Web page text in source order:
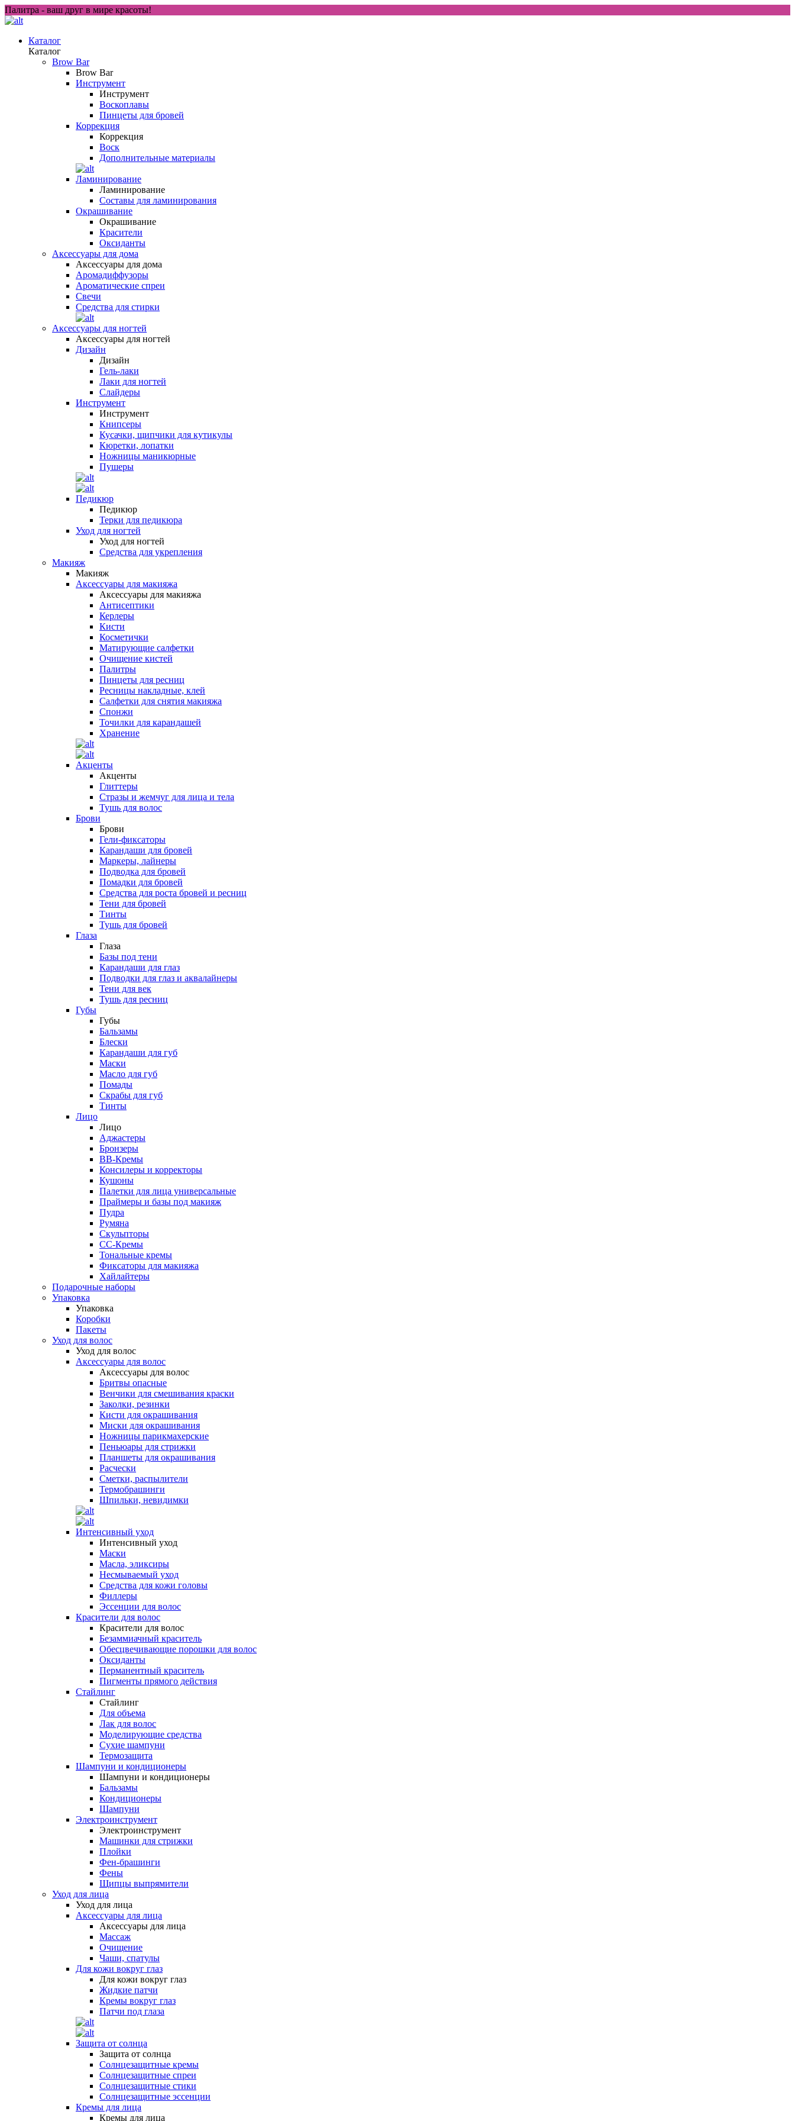
Палитра - ваш друг в мире красоты!
Каталог
Каталог
Brow Bar
Brow Bar
Инструмент
Инструмент
Воскоплавы
Пинцеты для бровей
Коррекция
Коррекция
Воск
Дополнительные материалы
Ламинирование
Ламинирование
Составы для ламинирования
Окрашивание
Окрашивание
Красители
Оксиданты
Аксессуары для дома
Аксессуары для дома
Аромадиффузоры
Ароматические спреи
Свечи
Средства для стирки
Аксессуары для ногтей
Аксессуары для ногтей
Дизайн
Дизайн
Гель-лаки
Лаки для ногтей
Слайдеры
Инструмент
Инструмент
Книпсеры
Кусачки, щипчики для кутикулы
Кюретки, лопатки
Ножницы маникюрные
Пушеры
Педикюр
Педикюр
Терки для педикюра
Уход для ногтей
Уход для ногтей
Средства для укрепления
Макияж
Макияж
Аксессуары для макияжа
Аксессуары для макияжа
Антисептики
Керлеры
Кисти
Косметички
Матирующие салфетки
Очищение кистей
Палитры
Пинцеты для ресниц
Ресницы накладные, клей
Салфетки для снятия макияжа
Спонжи
Точилки для карандашей
Хранение
Акценты
Акценты
Глиттеры
Стразы и жемчуг для лица и тела
Тушь для волос
Брови
Брови
Гели-фиксаторы
Карандаши для бровей
Маркеры, лайнеры
Подводка для бровей
Помадки для бровей
Средства для роста бровей и ресниц
Тени для бровей
Тинты
Тушь для бровей
Глаза
Глаза
Базы под тени
Карандаши для глаз
Подводки для глаз и аквалайнеры
Тени для век
Тушь для ресниц
Губы
Губы
Бальзамы
Блески
Карандаши для губ
Маски
Масло для губ
Помады
Скрабы для губ
Тинты
Лицо
Лицо
Аджастеры
Бронзеры
ВВ-Кремы
Консилеры и корректоры
Кушоны
Палетки для лица универсальные
Праймеры и базы под макияж
Пудра
Румяна
Скульпторы
СС-Кремы
Тональные кремы
Фиксаторы для макияжа
Хайлайтеры
Подарочные наборы
Упаковка
Упаковка
Коробки
Пакеты
Уход для волос
Уход для волос
Аксессуары для волос
Аксессуары для волос
Бритвы опасные
Венчики для смешивания краски
Заколки, резинки
Кисти для окрашивания
Миски для окрашивания
Ножницы парикмахерские
Пеньюары для стрижки
Планшеты для окрашивания
Расчески
Сметки, распылители
Термобрашинги
Шпильки, невидимки
Интенсивный уход
Интенсивный уход
Маски
Масла, эликсиры
Несмываемый уход
Средства для кожи головы
Филлеры
Эссенции для волос
Красители для волос
Красители для волос
Безаммиачный краситель
Обесцвечивающие порошки для волос
Оксиданты
Перманентный краситель
Пигменты прямого действия
Стайлинг
Стайлинг
Для объема
Лак для волос
Моделирующие средства
Сухие шампуни
Термозащита
Шампуни и кондиционеры
Шампуни и кондиционеры
Бальзамы
Кондиционеры
Шампуни
Электроинструмент
Электроинструмент
Машинки для стрижки
Плойки
Фен-брашинги
Фены
Щипцы выпрямители
Уход для лица
Уход для лица
Аксессуары для лица
Аксессуары для лица
Массаж
Очищение
Чаши, спатулы
Для кожи вокруг глаз
Для кожи вокруг глаз
Жидкие патчи
Кремы вокруг глаз
Патчи под глаза
Защита от солнца
Защита от солнца
Солнцезащитные кремы
Солнцезащитные спреи
Солнцезащитные стики
Солнцезащитные эссенции
Кремы для лица
Кремы для лица